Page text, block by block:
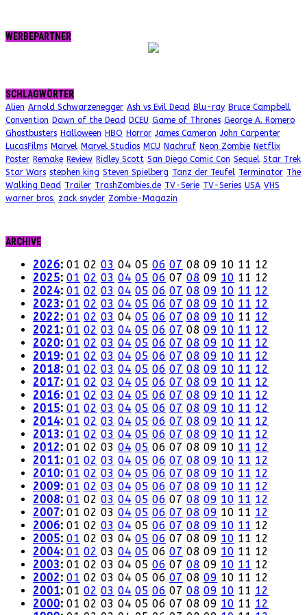
WERBEPARTNER
SCHLAGWÖRTER
Alien Arnold Schwarzenegger Ash vs Evil Dead Blu-ray Bruce Campbell
Convention Dawn of the Dead DCEU Game of Thrones George A. Romero
Ghostbusters Halloween HBO Horror James Cameron John Carpenter
LucasFilms Marvel Marvel Studios MCU Nachruf Neon Zombie Netflix
Poster Remake Review Ridley Scott San Diego Comic Con Sequel Star Trek
Star Wars stephen king Steven Spielberg Tanz der Teufel Terminator The
Walking Dead Trailer TrashZombies.de TV-Serie TV-Series USA VHS
warner bros. zack snyder Zombie-Magazin
ARCHIVE
2026: 01 02 03 04 05 06 07 08 09 10 11 12
2025: 01 02 03 04 05 06 07 08 09 10 11 12
2024: 01 02 03 04 05 06 07 08 09 10 11 12
2023: 01 02 03 04 05 06 07 08 09 10 11 12
2022: 01 02 03 04 05 06 07 08 09 10 11 12
2021: 01 02 03 04 05 06 07 08 09 10 11 12
2020: 01 02 03 04 05 06 07 08 09 10 11 12
2019: 01 02 03 04 05 06 07 08 09 10 11 12
2018: 01 02 03 04 05 06 07 08 09 10 11 12
2017: 01 02 03 04 05 06 07 08 09 10 11 12
2016: 01 02 03 04 05 06 07 08 09 10 11 12
2015: 01 02 03 04 05 06 07 08 09 10 11 12
2014: 01 02 03 04 05 06 07 08 09 10 11 12
2013: 01 02 03 04 05 06 07 08 09 10 11 12
2012: 01 02 03 04 05 06 07 08 09 10 11 12
2011: 01 02 03 04 05 06 07 08 09 10 11 12
2010: 01 02 03 04 05 06 07 08 09 10 11 12
2009: 01 02 03 04 05 06 07 08 09 10 11 12
2008: 01 02 03 04 05 06 07 08 09 10 11 12
2007: 01 02 03 04 05 06 07 08 09 10 11 12
2006: 01 02 03 04 05 06 07 08 09 10 11 12
2005: 01 02 03 04 05 06 07 08 09 10 11 12
2004: 01 02 03 04 05 06 07 08 09 10 11 12
2003: 01 02 03 04 05 06 07 08 09 10 11 12
2002: 01 02 03 04 05 06 07 08 09 10 11 12
2001: 01 02 03 04 05 06 07 08 09 10 11 12
2000: 01 02 03 04 05 06 07 08 09 10 11 12